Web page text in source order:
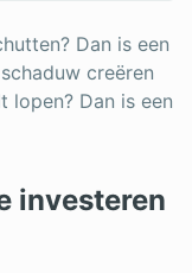
Dan is een
creëren
lopen? Dan is een
investeren